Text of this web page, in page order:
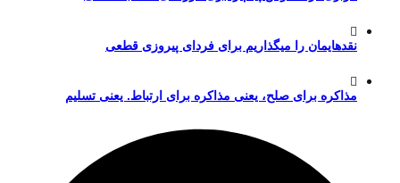
نقدهایمان را میگذاریم برای فردای پیروزی قطعی
مذاکره برای صلح، یعنی مذاکره برای ارتباط. یعنی تسلیم